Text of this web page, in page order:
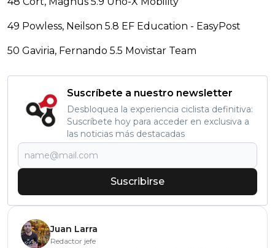
49 Powless, Neilson 5.8 EF Education - EasyPost
50 Gaviria, Fernando 5.5 Movistar Team
Suscríbete a nuestro newsletter
Desbloquea la experiencia ciclista definitiva:
Suscríbete hoy para acceder en exclusiva a
las noticias más destacadas
Suscribirse
Juan Larra
Redactor jefe